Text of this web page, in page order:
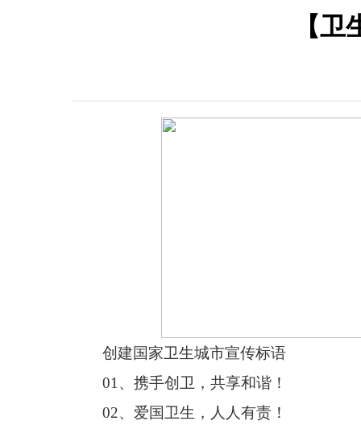
【
创建国家卫生城市宣传标语
01、携手创卫，共享和谐！
02、爱国卫生，人人有责！